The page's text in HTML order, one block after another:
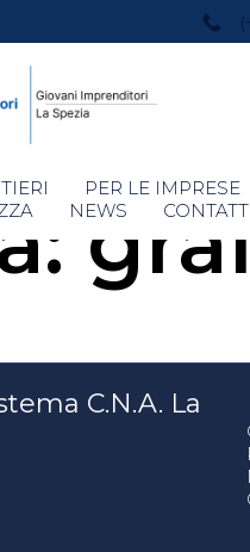
Skip
to
PER LE IMPRESE
NEWS
C.N.A. La